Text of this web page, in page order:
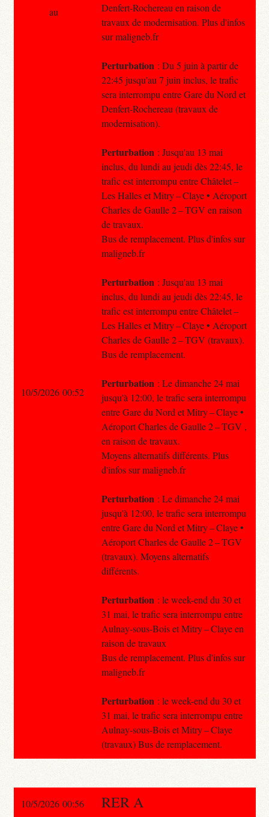
Denfert-Rochereau en raison de
travaux de modernisation. Plus d'infos
sur maligneb.fr
Perturbation : Du 5 juin à partir de
22:45 jusqu'au 7 juin inclus, le trafic
sera interrompu entre Gare du Nord et
Denfert-Rochereau (travaux de
modernisation).
Perturbation : Jusqu'au 13 mai
inclus, du lundi au jeudi dès 22:45, le
trafic est interrompu entre Châtelet –
Les Halles et Mitry – Claye • Aéroport
Charles de Gaulle 2 – TGV en raison
de travaux.
Bus de remplacement. Plus d'infos sur
maligneb.fr
Perturbation : Jusqu'au 13 mai
inclus, du lundi au jeudi dès 22:45, le
trafic est interrompu entre Châtelet –
Les Halles et Mitry – Claye • Aéroport
Charles de Gaulle 2 – TGV (travaux).
Bus de remplacement.
Perturbation : Le dimanche 24 mai
jusqu'à 12:00, le trafic sera interrompu
entre Gare du Nord et Mitry – Claye •
Aéroport Charles de Gaulle 2 – TGV ,
en raison de travaux.
Moyens alternatifs différents. Plus
d'infos sur maligneb.fr
Perturbation : Le dimanche 24 mai
jusqu'à 12:00, le trafic sera interrompu
entre Gare du Nord et Mitry – Claye •
Aéroport Charles de Gaulle 2 – TGV
(travaux). Moyens alternatifs
différents.
Perturbation : le week-end du 30 et
31 mai, le trafic sera interrompu entre
Aulnay-sous-Bois et Mitry – Claye en
raison de travaux
Bus de remplacement. Plus d'infos sur
maligneb.fr
Perturbation : le week-end du 30 et
31 mai, le trafic sera interrompu entre
Aulnay-sous-Bois et Mitry – Claye
(travaux) Bus de remplacement.
au
10/5/2026 00:52
10/5/2026 00:56 RER A